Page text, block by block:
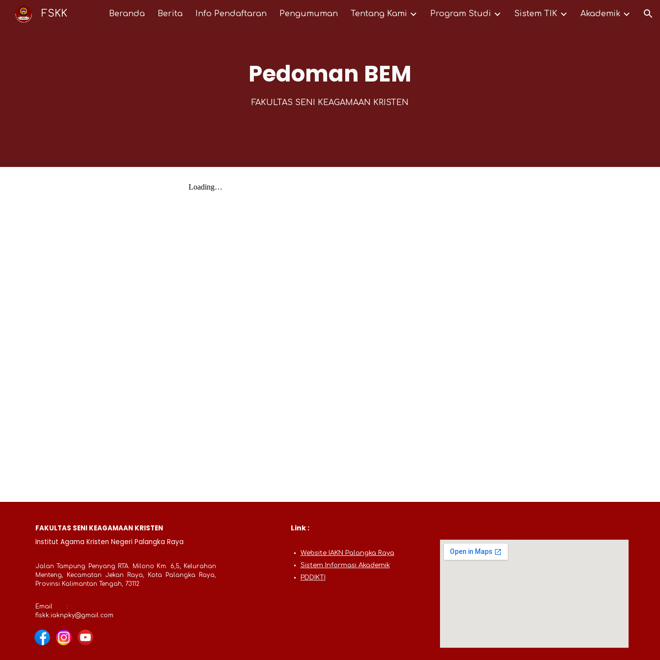
Skip to main content Skip to navigation
FSKK Beranda Berita Info Pendaftaran Pengumuman Tentang Kami Program Studi Sistem TIK Akademik
Pedoman BEM
FAKULTAS SENI KEAGAMAAN KRISTEN
FAKULTAS SENI KEAGAMAAN KRISTEN
Institut Agama Kristen Negeri Palangka Raya
Jalan Tampung Penyang RTA. Milono Km. 6,5, Kelurahan
Menteng, Kecamatan Jekan Raya, Kota Palangka Raya,
Provinsi Kalimantan Tengah, 73112
Email
:
fiskk.iaknpky@gmail.com
Link :
Website IAKN Palangka Raya
Sistem Informasi Akademik
PDDIKTI